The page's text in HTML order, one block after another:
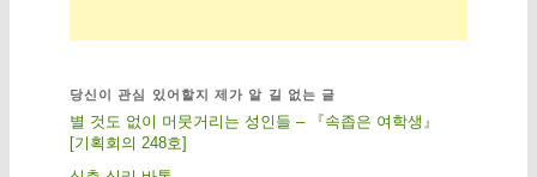
당신이 관심 있어할지 제가 알 길 없는 글
별 것도 없이 머뭇거리는 성인들 – 『속좁은 여학생』
[기획회의 248호]